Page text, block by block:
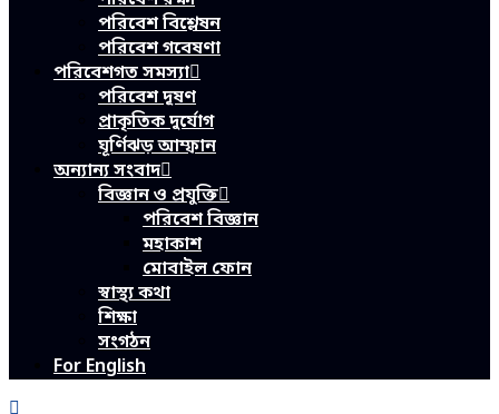
পরিবেশ বিশ্লেষন
পরিবেশ গবেষণা
পরিবেশগত সমস্যা
পরিবেশ দূষণ
প্রাকৃতিক দুর্যোগ
ঘূর্ণিঝড় আম্ফান
অন্যান্য সংবাদ
বিজ্ঞান ও প্রযুক্তি
পরিবেশ বিজ্ঞান
মহাকাশ
মোবাইল ফোন
স্বাস্থ্য কথা
শিক্ষা
সংগঠন
For English